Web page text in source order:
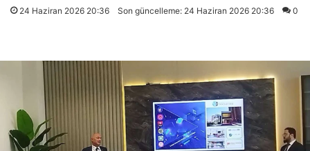
24 Haziran 2026 20:36 Son güncelleme: 24 Haziran 2026 20:36 0